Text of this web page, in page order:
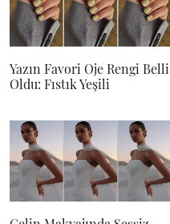
Yazın Favori Oje Rengi Belli
Oldu: Fıstık Yeşili